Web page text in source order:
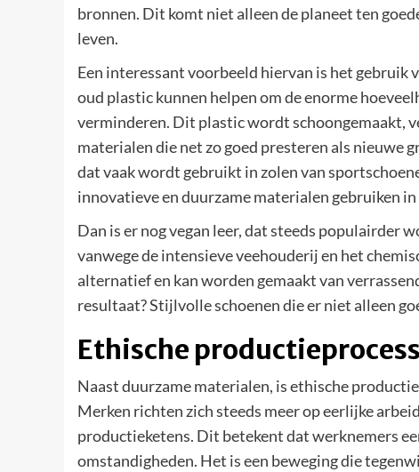
bronnen. Dit komt niet alleen de planeet ten
leven.
Een interessant voorbeeld hiervan is het gebruik
oud plastic kunnen helpen om de enorme
verminderen. Dit plastic wordt schoongemaakt,
materialen die net zo goed presteren als nieuwe
dat vaak wordt gebruikt in zolen van
innovatieve en duurzame materialen gebruiken
Dan is er nog vegan leer, dat steeds populairder
vanwege de intensieve veehouderij en het
alternatief en kan worden gemaakt van
resultaat? Stijlvolle schoenen die er niet alleen
Ethische
Naast duurzame materialen, is ethische
Merken richten zich steeds meer op eerlijke
productieketens. Dit betekent dat werknemers
omstandigheden. Het is een beweging die